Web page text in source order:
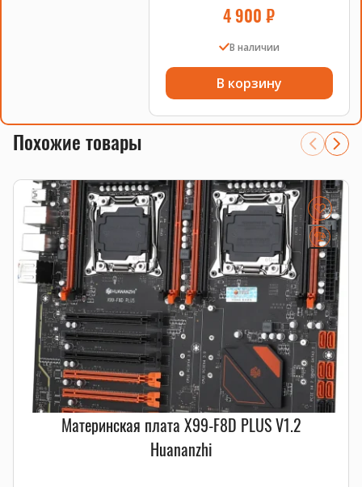
4 900₽
В наличии
В корзину
Похожие товары
Материнская плата X99-F8D PLUS V1.2
Huananzhi